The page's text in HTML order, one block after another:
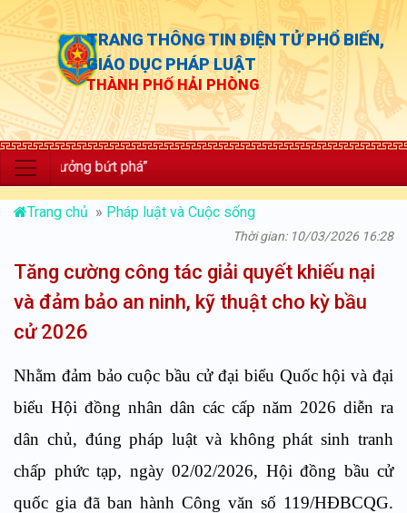
TRANG THÔNG TIN ĐIỆN TỬ PHỔ BIẾN,
GIÁO DỤC PHÁP LUẬT
THÀNH PHỐ HẢI PHÒNG
bứt phá”
Trang chủ » Pháp luật và Cuộc sống
Thời gian: 10/03/2026 16:28
Tăng cường công tác giải quyết khiếu nại
và đảm bảo an ninh, kỹ thuật cho kỳ bầu
cử 2026
Nhằm đảm bảo cuộc bầu cử đại biểu Quốc hội và đại
biểu Hội đồng nhân dân các cấp năm 2026 diễn ra
dân chủ, đúng pháp luật và không phát sinh tranh
chấp phức tạp, ngày 02/02/2026, Hội đồng bầu cử
quốc gia đã ban hành Công văn số 119/HĐBCQG.